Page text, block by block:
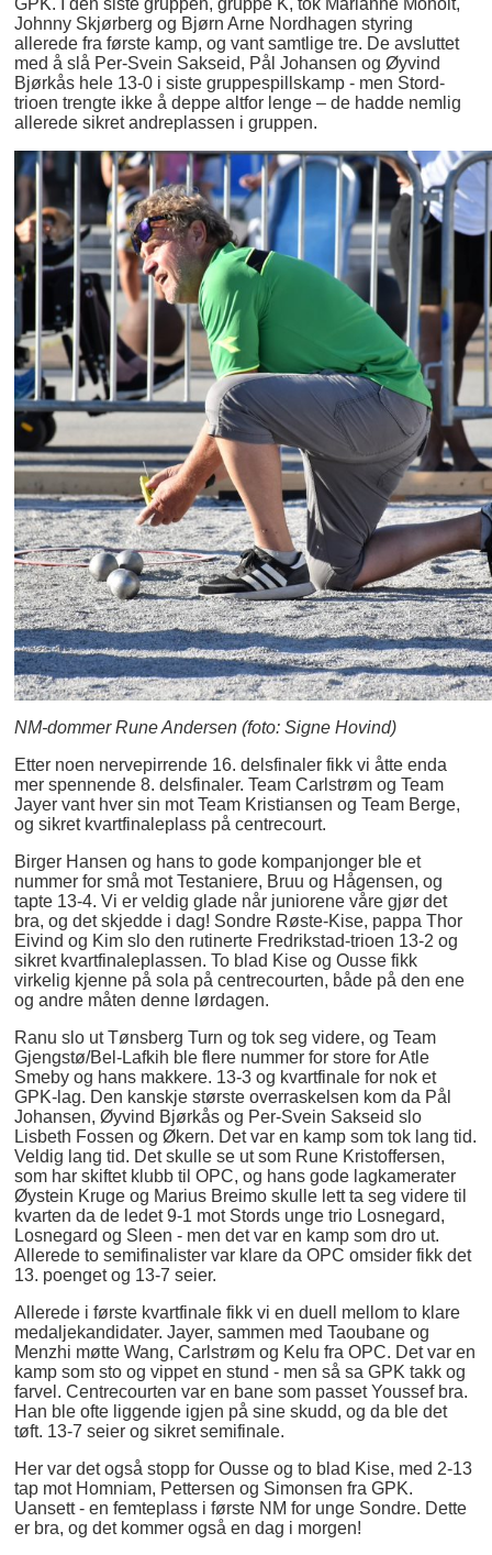
GPK. I den siste gruppen, gruppe K, tok Marianne Moholt,
Johnny Skjørberg og Bjørn Arne Nordhagen styring
allerede fra første kamp, og vant samtlige tre. De avsluttet
med å slå Per-Svein Sakseid, Pål Johansen og Øyvind
Bjørkås hele 13-0 i siste gruppespillskamp - men Stord-
trioen trengte ikke å deppe altfor lenge – de hadde nemlig
allerede sikret andreplassen i gruppen.
NM-dommer Rune Andersen (foto: Signe Hovind)
Etter noen nervepirrende 16. delsfinaler fikk vi åtte enda
mer spennende 8. delsfinaler. Team Carlstrøm og Team
Jayer vant hver sin mot Team Kristiansen og Team Berge,
og sikret kvartfinaleplass på centrecourt.
Birger Hansen og hans to gode kompanjonger ble et
nummer for små mot Testaniere, Bruu og Hågensen, og
tapte 13-4. Vi er veldig glade når juniorene våre gjør det
bra, og det skjedde i dag! Sondre Røste-Kise, pappa Thor
Eivind og Kim slo den rutinerte Fredrikstad-trioen 13-2 og
sikret kvartfinaleplassen. To blad Kise og Ousse fikk
virkelig kjenne på sola på centrecourten, både på den ene
og andre måten denne lørdagen.
Ranu slo ut Tønsberg Turn og tok seg videre, og Team
Gjengstø/Bel-Lafkih ble flere nummer for store for Atle
Smeby og hans makkere. 13-3 og kvartfinale for nok et
GPK-lag. Den kanskje største overraskelsen kom da Pål
Johansen, Øyvind Bjørkås og Per-Svein Sakseid slo
Lisbeth Fossen og Økern. Det var en kamp som tok lang tid.
Veldig lang tid. Det skulle se ut som Rune Kristoffersen,
som har skiftet klubb til OPC, og hans gode lagkamerater
Øystein Kruge og Marius Breimo skulle lett ta seg videre til
kvarten da de ledet 9-1 mot Stords unge trio Losnegard,
Losnegard og Sleen - men det var en kamp som dro ut.
Allerede to semifinalister var klare da OPC omsider fikk det
13. poenget og 13-7 seier.
Allerede i første kvartfinale fikk vi en duell mellom to klare
medaljekandidater. Jayer, sammen med Taoubane og
Menzhi møtte Wang, Carlstrøm og Kelu fra OPC. Det var en
kamp som sto og vippet en stund - men så sa GPK takk og
farvel. Centrecourten var en bane som passet Youssef bra.
Han ble ofte liggende igjen på sine skudd, og da ble det
tøft. 13-7 seier og sikret semifinale.
Her var det også stopp for Ousse og to blad Kise, med 2-13
tap mot Homniam, Pettersen og Simonsen fra GPK.
Uansett - en femteplass i første NM for unge Sondre. Dette
er bra, og det kommer også en dag i morgen!